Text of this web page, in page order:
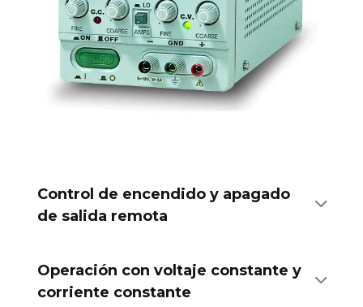
Control de encendido y apagado
de salida remota
Operación con voltaje constante y
corriente constante